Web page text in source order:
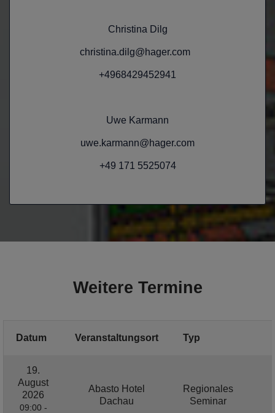
Christina Dilg
christina.dilg@hager.com
+4968429452941
Uwe Karmann
uwe.karmann@hager.com
+49 171 5525074
Weitere Termine
Datum Veranstaltungsort Typ
19.
August
2026
09:00 -
Abasto Hotel
Dachau
Regionales
Seminar